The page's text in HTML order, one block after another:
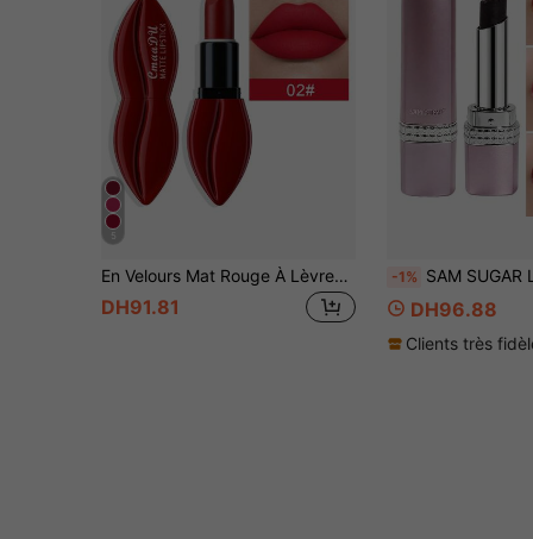
5
En Velours Mat Rouge À Lèvres , Durable Antiadhésif Coupe Haut pigment Rouge À Lèvres
DH91.81
-1% SAM SUGAR Le rouge à lèvres est un gloss pour les lèvres qui améliore le teint et hydrate, créant un effet de
DH96.88
Clients très